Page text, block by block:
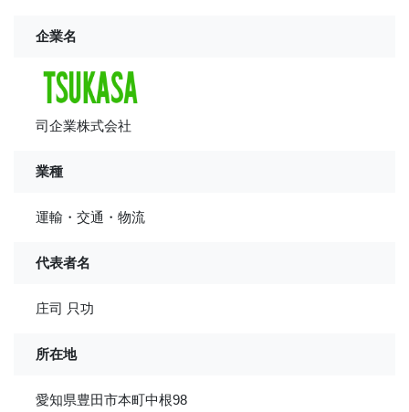
企業名
司企業株式会社
業種
運輸・交通・物流
代表者名
庄司 只功
所在地
愛知県豊田市本町中根98